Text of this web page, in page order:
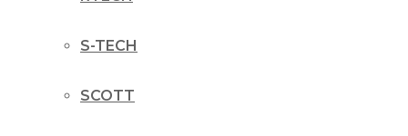
S-TECH
SCOTT